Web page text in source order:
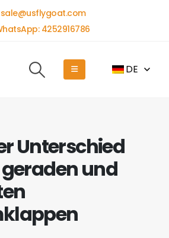
sale@usflygoat.com
4252916786
DE
Unterschied
und